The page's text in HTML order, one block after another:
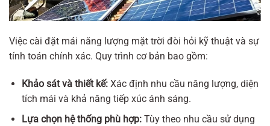
Việc cài đặt mái năng lượng mặt trời đòi hỏi kỹ thuật và sự
tính toán chính xác. Quy trình cơ bản bao gồm:
Khảo sát và thiết kế:Xác định nhu cầu năng lượng, diện
tích mái và khả năng tiếp xúc ánh sáng.
Lựa chọn hệ thống phù hợp:Tùy theo nhu cầu sử dụng